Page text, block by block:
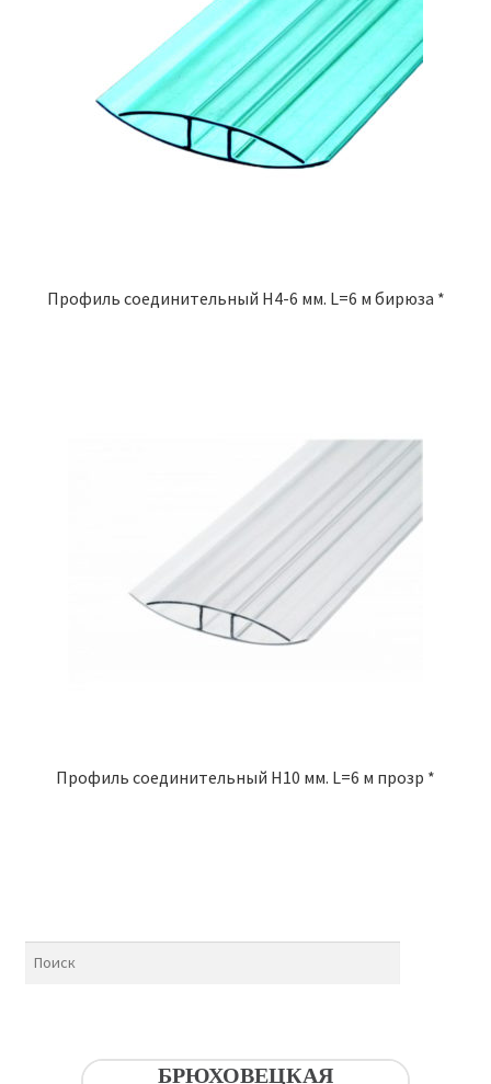
Профиль соединительный Н4-6 мм. L=6 м бирюза *
Профиль соединительный Н10 мм. L=6 м прозр *
БРЮХОВЕЦКАЯ